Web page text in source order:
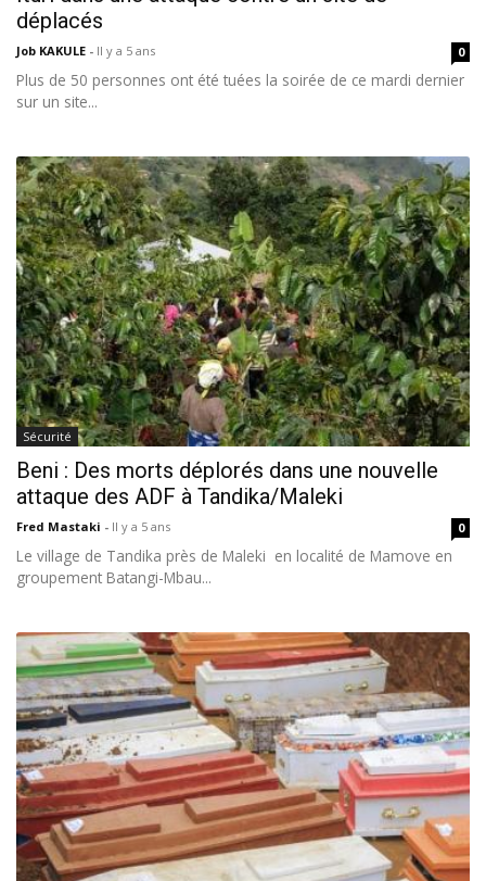
déplacés
Job KAKULE - Il y a 5 ans 0
Plus de 50 personnes ont été tuées la soirée de ce mardi dernier
sur un site...
Sécurité
Beni : Des morts déplorés dans une nouvelle
attaque des ADF à Tandika/Maleki
Fred Mastaki - Il y a 5 ans 0
Le village de Tandika près de Maleki en localité de Mamove en
groupement Batangi-Mbau...